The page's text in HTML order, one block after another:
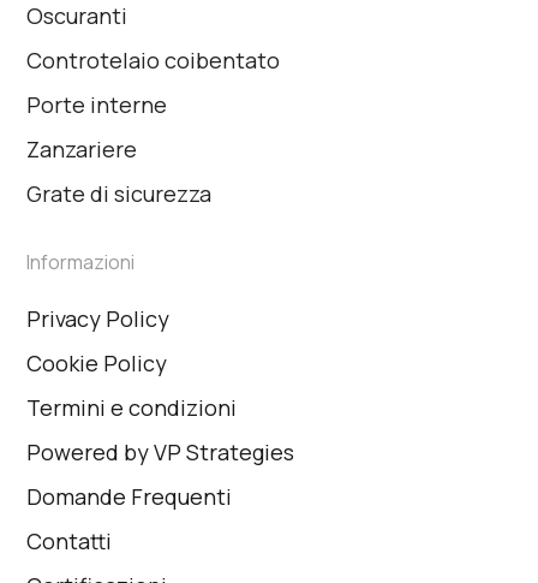
Oscuranti
Controtelaio coibentato
Porte interne
Zanzariere
Grate di sicurezza
Informazioni
Privacy Policy
Cookie Policy
Termini e condizioni
Powered by VP Strategies
Domande Frequenti
Contatti